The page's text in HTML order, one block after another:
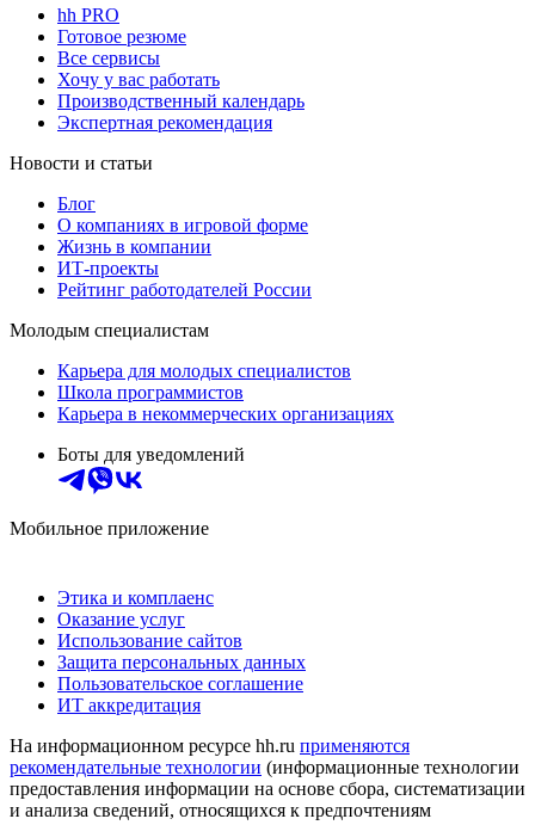
hh PRO
Готовое резюме
Все сервисы
Хочу у вас работать
Производственный календарь
Экспертная рекомендация
Новости и статьи
Блог
О компаниях в игровой форме
Жизнь в компании
ИТ-проекты
Рейтинг работодателей России
Молодым специалистам
Карьера для молодых специалистов
Школа программистов
Карьера в некоммерческих организациях
Боты для уведомлений
Мобильное приложение
Этика и комплаенс
Оказание услуг
Использование сайтов
Защита персональных данных
Пользовательское соглашение
ИТ аккредитация
На информационном ресурсе hh.ru применяются
рекомендательные технологии (информационные технологии
предоставления информации на основе сбора, систематизации
и анализа сведений, относящихся к предпочтениям